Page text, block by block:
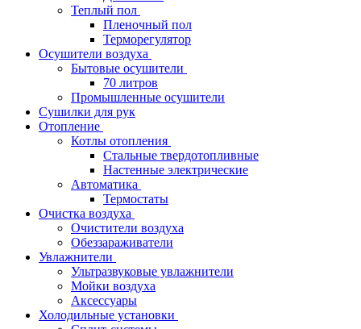
Теплый пол
Пленочный пол
Терморегулятор
Осушители воздуха
Бытовые осушители
70 литров
Промышленные осушители
Сушилки для рук
Отопление
Котлы отопления
Стальные твердотопливные
Настенные электрические
Автоматика
Термостаты
Очистка воздуха
Очистители воздуха
Обеззараживатели
Увлажнители
Ультразвуковые увлажнители
Мойки воздуха
Аксессуары
Холодильные установки